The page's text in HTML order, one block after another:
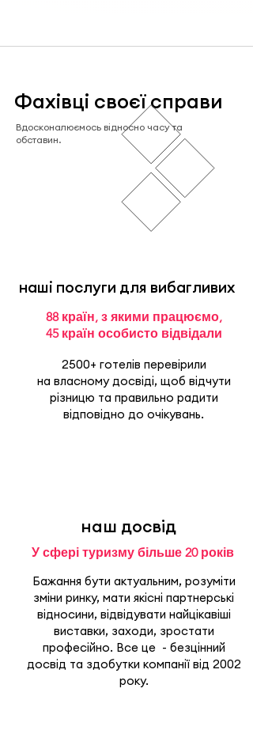
Фахівці своєї справи
Вдосконалюємось відносно часу та
обставин.
наші послуги для вибагливих
88 країн, з якими працюємо,
45 країн особисто відвідали
2500+ готелів перевірили
на власному досвіді, щоб відчути
різницю та правильно радити
відповідно до очікувань.
наш досвід
У сфері туризму більше 20 років
Бажання бути актуальним, розуміти
зміни ринку, мати якісні партнерські
відносини, відвідувати найцікавіші
виставки, заходи, зростати
професійно. Все це - безцінний
досвід та здобутки компанії від 2002
року.